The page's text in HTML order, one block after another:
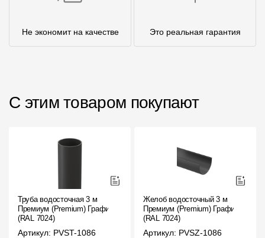
Не экономит на качестве Это реальная гарантия
С этим товаром покупают
Труба водосточная 3 м
Премиум (Premium) Графит,
(RAL 7024)
Артикул: PVST-1086
Желоб водосточный 3 м
Премиум (Premium) Графит,
(RAL 7024)
Артикул: PVSZ-1086